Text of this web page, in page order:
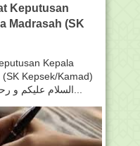
Keputusan
Madrasah (SK
Kepala
Kepsek/Kamad)